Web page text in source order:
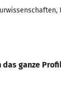
das ganze